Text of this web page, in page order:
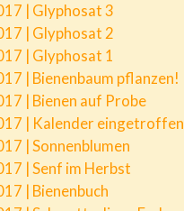
| Glyphosat 3
| Glyphosat 2
| Glyphosat 1
| Bienenbaum pflanzen!
| Bienen auf Probe
| Kalender eingetroffen
| Sonnenblumen
| Senf im Herbst
| Bienenbuch